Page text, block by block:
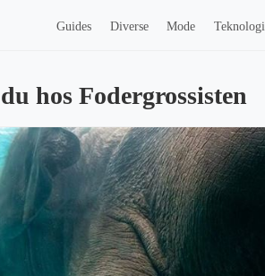
Guides Diverse Mode Teknologi
hos Fodergrossisten